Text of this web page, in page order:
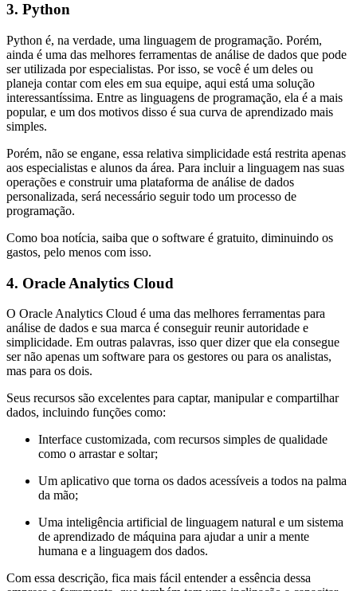
3. Python
Python é, na verdade, uma linguagem de programação. Porém,
ainda é uma das melhores ferramentas de análise de dados que pode
ser utilizada por especialistas. Por isso, se você é um deles ou
planeja contar com eles em sua equipe, aqui está uma solução
interessantíssima. Entre as linguagens de programação, ela é a mais
popular, e um dos motivos disso é sua curva de aprendizado mais
simples.
Porém, não se engane, essa relativa simplicidade está restrita apenas
aos especialistas e alunos da área. Para incluir a linguagem nas suas
operações e construir uma plataforma de análise de dados
personalizada, será necessário seguir todo um processo de
programação.
Como boa notícia, saiba que o software é gratuito, diminuindo os
gastos, pelo menos com isso.
4. Oracle Analytics Cloud
O Oracle Analytics Cloud é uma das melhores ferramentas para
análise de dados e sua marca é conseguir reunir autoridade e
simplicidade. Em outras palavras, isso quer dizer que ela consegue
ser não apenas um software para os gestores ou para os analistas,
mas para os dois.
Seus recursos são excelentes para captar, manipular e compartilhar
dados, incluindo funções como:
Interface customizada, com recursos simples de qualidade
como o arrastar e soltar;
Um aplicativo que torna os dados acessíveis a todos na palma
da mão;
Uma inteligência artificial de linguagem natural e um sistema
de aprendizado de máquina para ajudar a unir a mente
humana e a linguagem dos dados.
Com essa descrição, fica mais fácil entender a essência dessa